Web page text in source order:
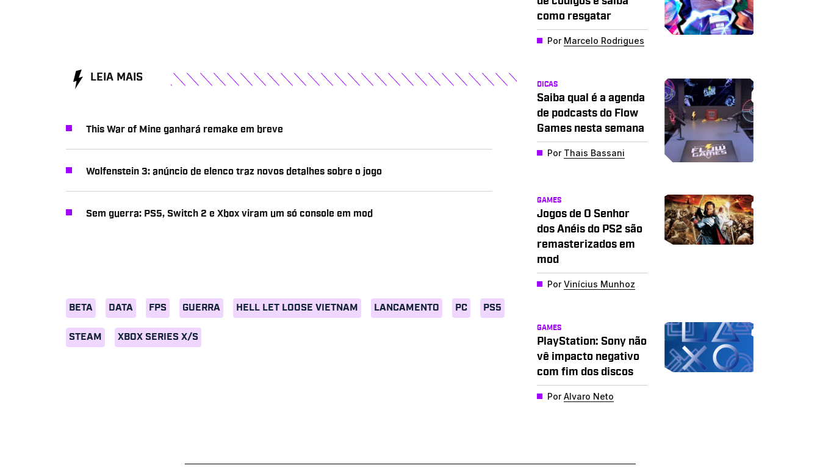
BETA DATA FPS GUERRA HELL LET LOOSE VIETNAM LANCAMENTO PC PS5
STEAM XBOX SERIES X/S
LEIA MAIS
This War of Mine ganhará remake em breve
Wolfenstein 3: anúncio de elenco traz novos detalhes sobre o jogo
Sem guerra: PS5, Switch 2 e Xbox viram um só console em mod
como resgatar
Por Marcelo Rodrigues
DICAS
Saiba qual é a agenda
de podcasts do Flow
Games nesta semana
Por Thais Bassani
GAMES
Jogos de O Senhor
dos Anéis do PS2 são
remasterizados em
mod
PorVinícius Munhoz
GAMES
PlayStation: Sony não
vê impacto negativo
com fim dos discos
PorAlvaro Neto